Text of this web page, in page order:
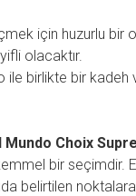
için huzurlu bir
olacaktır.
ile birlikte bir kadeh
Mundo Choix
bir seçimdir.
belirtilen